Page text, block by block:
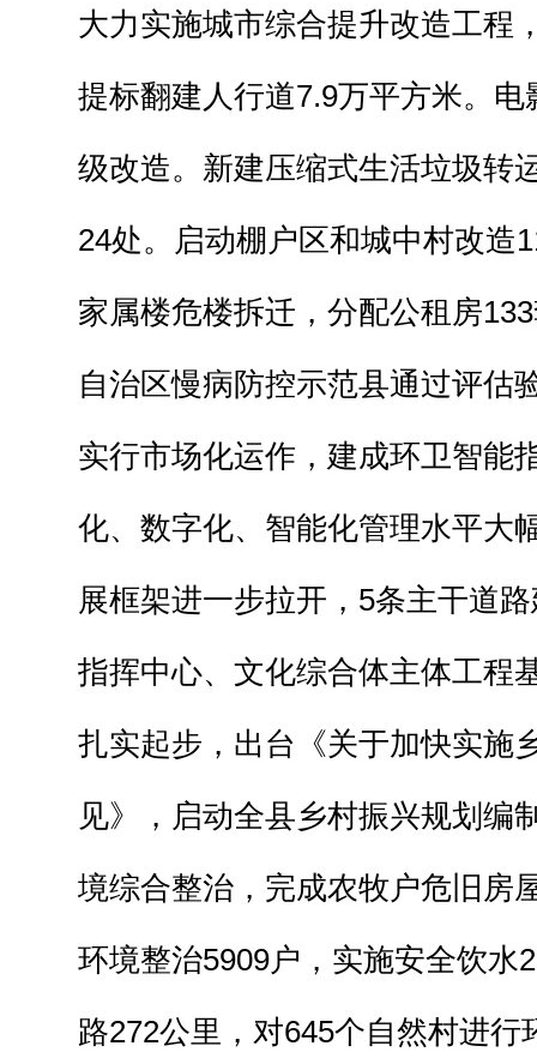
大力实施城市综合提升改造工程
提标翻建人行道7.9万平方米。
级改造。新建压缩式生活垃圾转
24处。启动棚户区和城中村改造
家属楼危楼拆迁，分配公租房
自治区慢病防控示范县通过评估
实行市场化运作，建成环卫智能
化、数字化、智能化管理水平大
展框架进一步拉开，5条主干道
指挥中心、文化综合体主体工程
扎实起步，出台《关于加快实施
见》，启动全县乡村振兴规划编
境综合整治，完成农牧户危旧房
环境整治5909户，实施安全饮水
路272公里，对645个自然村进行